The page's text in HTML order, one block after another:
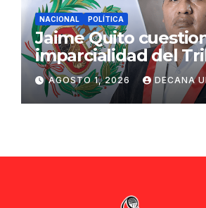
NACIONAL POLÍTICA
Jaime Quito
imparcialidad del
Constitucional tras
de Ollanta Humala
AGOSTO 1, 2026 DECANA